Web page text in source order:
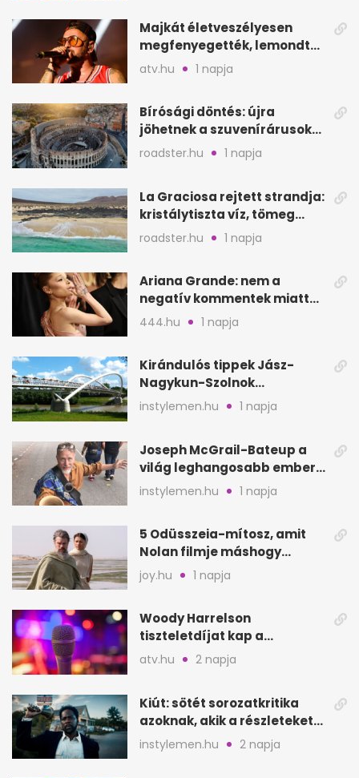
Majkát életveszélyesen
megfenyegették, lemondta
a sepsiszentgyörgyi
atv.hu 1 napja
Bírósági döntés: újra
jöhetnek a szuvenírárusok
Európa ikonikus helyére
roadster.hu 1 napja
La Graciosa rejtett strandja:
kristálytiszta víz, tömeg
nélkül
roadster.hu 1 napja
Ariana Grande: nem a
negatív kommentek miatt
vonul vissza
444.hu 1 napja
Kirándulós tippek Jász-
Nagykun-Szolnok
megyében: 6 kihagyhatatlan
hely
instylemen.hu 1 napja
Joseph McGrail-Bateup a
világ leghangosabb embere
lett Ausztráliából
instylemen.hu 1 napja
5 Odüsszeia-mítosz, amit
Nolan filmje máshogy
mutat, mint Homérosz
joy.hu 1 napja
Woody Harrelson
tiszteletdíjat kap a
Szarajevói Filmfesztiválon
atv.hu 2 napja
Kiút: sötét sorozatkritika
azoknak, akik a részleteket
keresik
instylemen.hu 2 napja